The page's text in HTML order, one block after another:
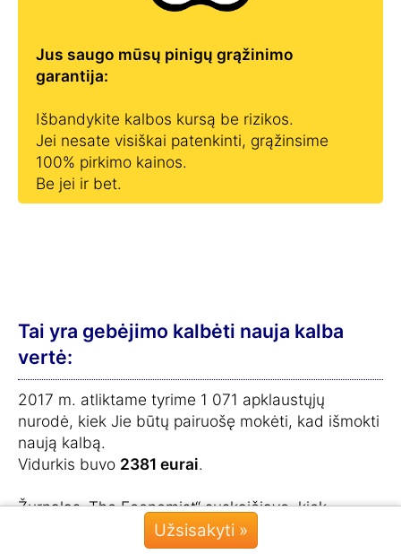
Užsisakyti »
Jus saugo mūsų pinigų grąžinimo
garantija:
Išbandykite kalbos kursą be rizikos.
Jei nesate visiškai patenkinti, grąžinsime
100% pirkimo kainos.
Be jei ir bet.
Tai yra gebėjimo kalbėti nauja kalba
vertė:
2017 m. atliktame tyrime 1 071 apklaustųjų
nurodė, kiek Jie būtų pairuošę mokėti, kad išmokti
naują kalbą.
Vidurkis buvo 2381 eurai.
Žurnalas „The Economist“ suskaičiavo, kiek
daugiau galima uždirbti, jei moki papildomą kalbą:
Pokalbis »